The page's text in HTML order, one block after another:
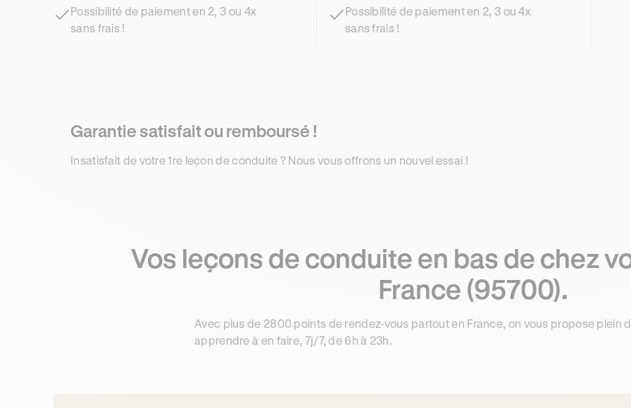
Possibilité de paiement en 2, 3 ou 4x
sans frais !
Possibilité de paiement en 2, 3 ou 4x
sans frais !
Garantie satisfait ou remboursé !
Insatisfait de votre 1re leçon de conduite ? Nous vous offrons un nouvel essai !
Vos leçons de conduite en bas de chez
France (95700).
Avec plus de 2800 points de rendez-vous partout en France, on vous propose plein
apprendre à en faire, 7j/7, de 6h à 23h.